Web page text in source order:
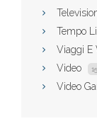
Tempo
Viaggi E
Video 15
Video